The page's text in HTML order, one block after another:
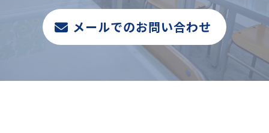
メールでのお問い合わせ